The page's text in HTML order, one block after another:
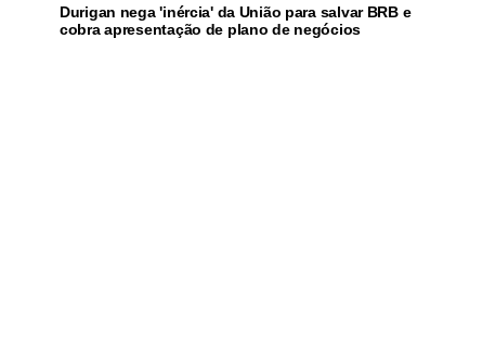
Durigan nega 'inércia' da União para salvar BRB e
cobra apresentação de plano de negócios